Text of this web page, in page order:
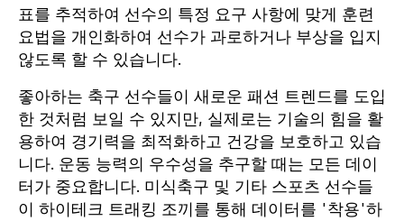
표를 추적하여 선수의 특정 요구 사항에 맞게 훈련
요법을 개인화하여 선수가 과로하거나 부상을 입지
않도록 할 수 있습니다.
좋아하는 축구 선수들이 새로운 패션 트렌드를 도입
한 것처럼 보일 수 있지만, 실제로는 기술의 힘을 활
용하여 경기력을 최적화하고 건강을 보호하고 있습
니다. 운동 능력의 우수성을 추구할 때는 모든 데이
터가 중요합니다. 미식축구 및 기타 스포츠 선수들
이 하이테크 트래킹 조끼를 통해 데이터를 '착용'하